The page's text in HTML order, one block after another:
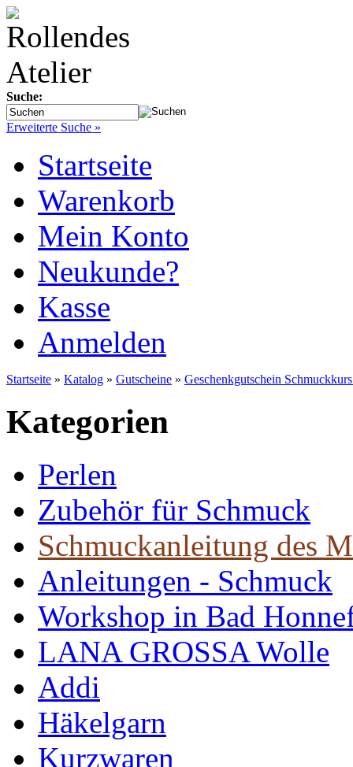
Suche:
Erweiterte Suche »
Startseite
Warenkorb
Mein Konto
Neukunde?
Kasse
Anmelden
Startseite » Katalog » Gutscheine » Geschenkgutschein
Kategorien
Perlen
Zubehör für Schmuck
Schmuckanleitung des
Anleitungen - Schmuck
Workshop in Bad
LANA GROSSA Wolle
Addi
Häkelgarn
Kurzwaren